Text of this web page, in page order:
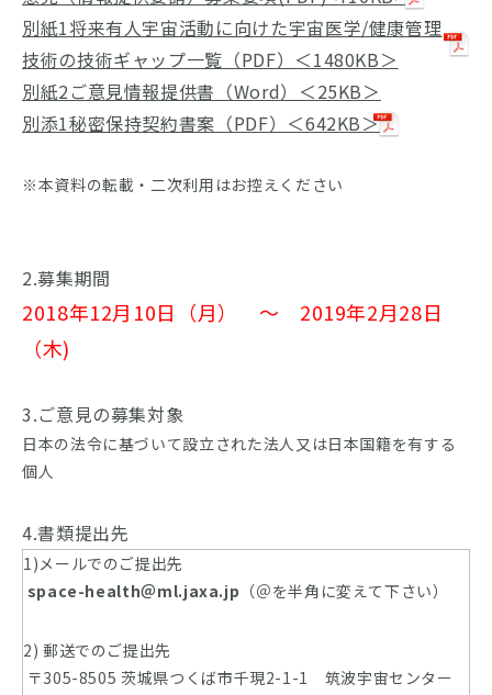
別紙1将来有人宇宙活動に向けた宇宙医学/健康管理
技術の技術ギャップ一覧（PDF）＜1480KB＞
別紙2ご意見情報提供書（Word）＜25KB＞
別添1秘密保持契約書案（PDF）＜642KB＞
※本資料の転載・二次利用はお控えください
2.募集期間
2018年12月10日（月） ～ 2019年2月28日
（木)
3.ご意見の募集対象
日本の法令に基づいて設立された法人又は日本国籍を有する
個人
4.書類提出先
1)メールでのご提出先
space-health＠ml.jaxa.jp （＠を半角に変えて下さい）
2) 郵送でのご提出先
〒305-8505 茨城県つくば市千現2-1-1 筑波宇宙センター